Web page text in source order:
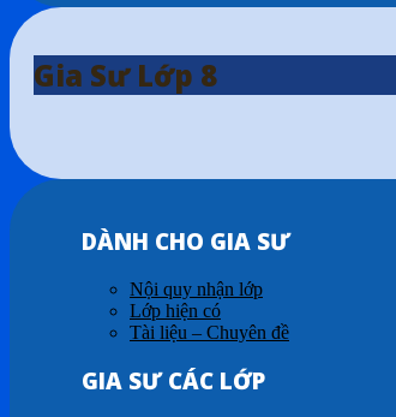
Gia Sư Lớp 8
DÀNH CHO GIA SƯ
Nội quy nhận lớp
Lớp hiện có
Tài liệu – Chuyên đề
GIA SƯ CÁC LỚP